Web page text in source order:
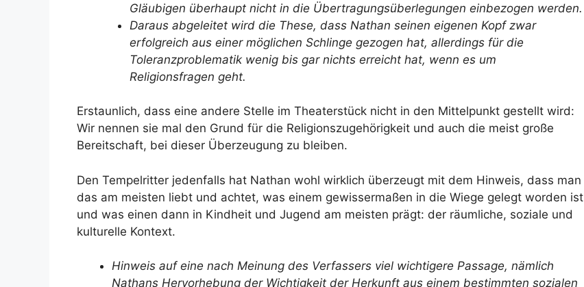
Gläubigen überhaupt nicht in die Übertragungsüberlegungen einbezogen werden.
Daraus abgeleitet wird die These, dass Nathan seinen eigenen Kopf zwar
erfolgreich aus einer möglichen Schlinge gezogen hat, allerdings für die
Toleranzproblematik wenig bis gar nichts erreicht hat, wenn es um
Religionsfragen geht.
Erstaunlich, dass eine andere Stelle im Theaterstück nicht in den Mittelpunkt gestellt wird:
Wir nennen sie mal den Grund für die Religionszugehörigkeit und auch die meist große
Bereitschaft, bei dieser Überzeugung zu bleiben.
Den Tempelritter jedenfalls hat Nathan wohl wirklich überzeugt mit dem Hinweis, dass man
das am meisten liebt und achtet, was einem gewissermaßen in die Wiege gelegt worden ist
und was einen dann in Kindheit und Jugend am meisten prägt: der räumliche, soziale und
kulturelle Kontext.
Hinweis auf eine nach Meinung des Verfassers viel wichtigere Passage, nämlich
Nathans Hervorhebung der Wichtigkeit der Herkunft aus einem bestimmten sozialen